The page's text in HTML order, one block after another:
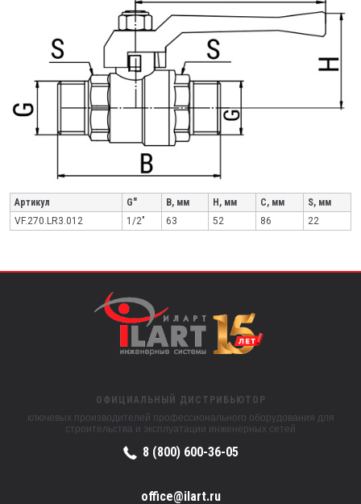
Артикул G" B, мм H, мм C, мм
S, мм
VF.270.LR3.012
1/2" 63 52 86 22
ОФИЦИАЛЬНЫЙ ДИСТРИБЬЮТОР
ключевых производителей профессионального оборудования для
строительства и эксплуатации инженерных сетей
8 (800) 600-36-05
office@ilart.ru